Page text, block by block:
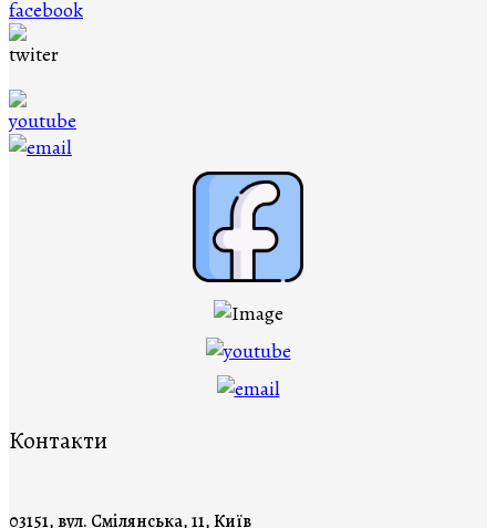
Контакти
03151, вул. Смілянська, 11, Київ